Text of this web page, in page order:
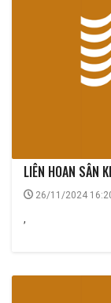
LIÊN HOAN SÂN
26/11/2024
,